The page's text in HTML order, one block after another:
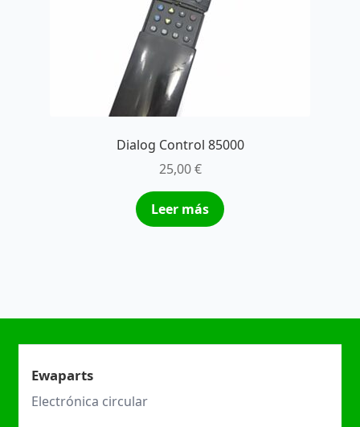
Dialog Control 85000
25,00€
Leer más
Ewaparts
Electrónica circular